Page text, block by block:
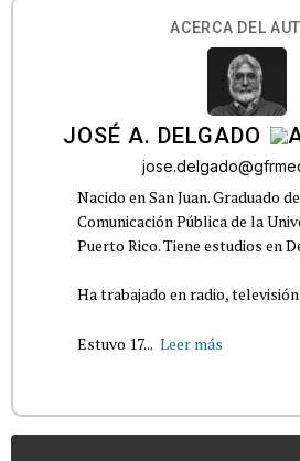
ACERCA DEL
JOSÉ A. DELGADO
Nacido en San Juan. Graduado
Comunicación Pública de la
Puerto Rico. Tiene estudios en
Ha trabajado en radio,
Estuvo 17... Leer más